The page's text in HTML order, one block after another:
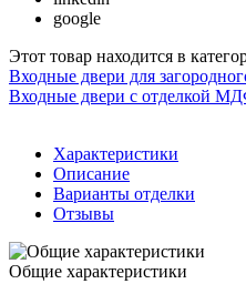
google
Этот товар находится в
Входные двери для
Входные двери с отделкой
Характеристики
Описание
Варианты отделки
Отзывы
Общие характеристики